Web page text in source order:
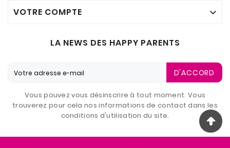
VOTRE COMPTE 
LA NEWS DES HAPPY PARENTS
D'ACCORD
Vous pouvez vous désinscrire à tout moment. Vous
trouverez pour cela nos informations de contact dans les
conditions d'utilisation du site.